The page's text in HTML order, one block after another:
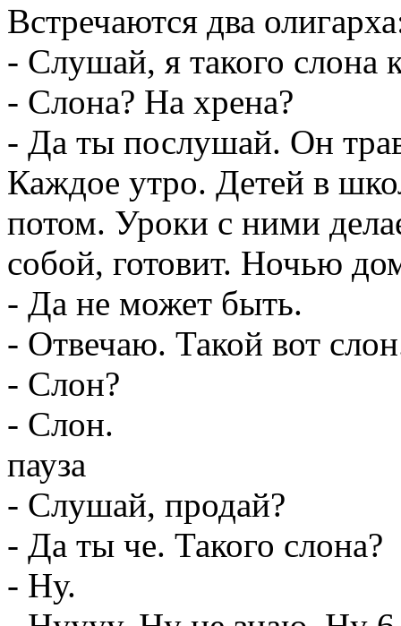
Встречаются два
- Слушай, я такого слона
- Слона? На хрена?
- Да ты послушай. Он
Каждое утро. Детей в
потом. Уроки с ними
собой, готовит. Ночью
- Да не может быть.
- Отвечаю. Такой вот
- Слон?
- Слон.
пауза
- Слушай, продай?
- Да ты че. Такого слона?
- Ну.